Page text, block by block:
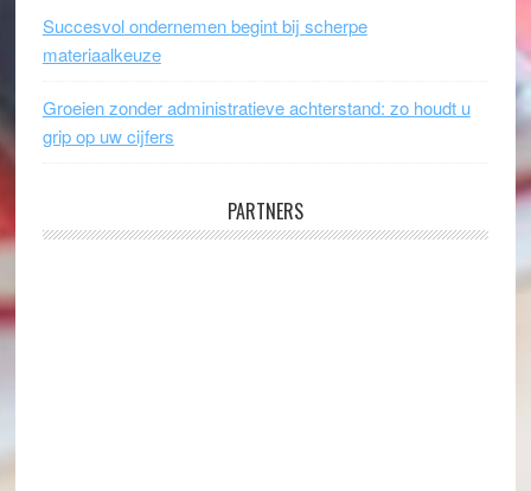
Succesvol ondernemen begint bij scherpe
materiaalkeuze
Groeien zonder administratieve achterstand: zo houdt u
grip op uw cijfers
PARTNERS